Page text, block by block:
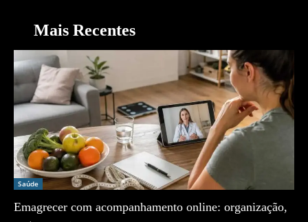
Mais Recentes
Saúde
Emagrecer com acompanhamento online: organização,